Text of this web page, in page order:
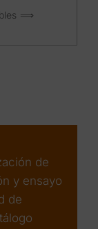
de
y ensayo
de